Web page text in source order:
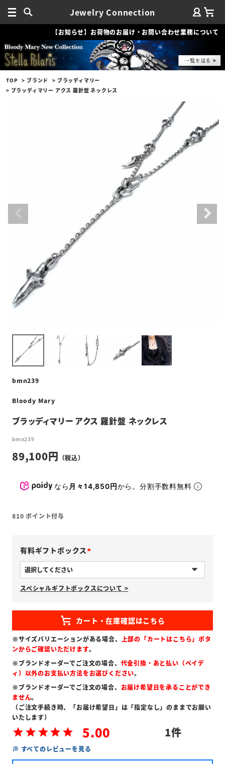
Jewelry Connection
【お知らせ】お荷物のお届け・お問い合わせ業務について
TOP ブランド
ブラッディマリー
ブラッディマリー アクス 羅針盤 ネックレス
bmn239
Bloody Mary
ブラッディマリー アクス 羅針盤 ネックレス
bmn239
89,100
なら 月々14,850円から。分割手数料無料
810 ポイント付与
有料ギフトボックス
必
須
)
スペシャルギフトボックスについて >
※サイズバリエーションがある場合、 上部の「カートはこちら」ボタ
ンからご確認いただけます。
※ブランドオーダーでご注文の場合、 代金引換・あと払い（ペイデ
ィ）以外のお支払い方法をお選びください。
※ブランドオーダーでご注文の場合、 お届け希望日を承ることができ
ません。
（ご注文手続き時、「お届け希望日」は「指定なし」のままでお願い
いたします）
5.00 1
すべてのレビューを見る